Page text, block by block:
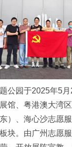
公园于2025年5
馆、粤港澳大湾
）、海心沙志愿
块。由广州志愿